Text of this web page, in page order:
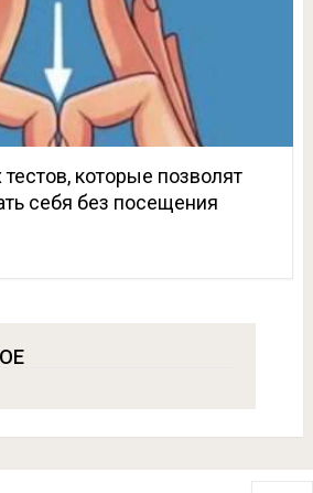
которые позволят
себя без посещения